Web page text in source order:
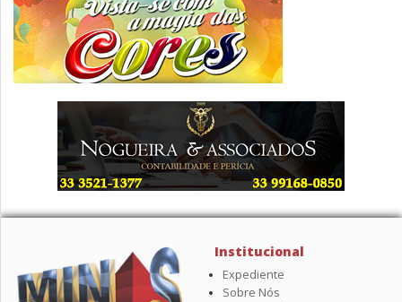
Institucional
Expediente
Sobre Nós